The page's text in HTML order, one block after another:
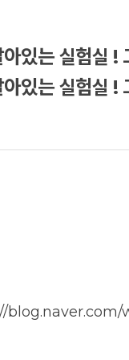
있는 실험실 !
있는 실험실 !
blog.naver.com/